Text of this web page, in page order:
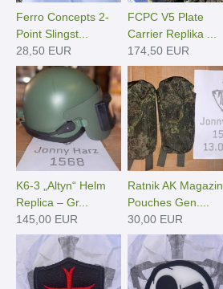
Ferro Concepts 2-
Point Slingst...
28,50 EUR
FCPC V5 Plate
Carrier Replika ...
174,50 EUR
K6-3 „Altyn“ Helm
Replica – Gr...
145,00 EUR
Ratnik AK Magazin
Pouches Gen....
30,00 EUR